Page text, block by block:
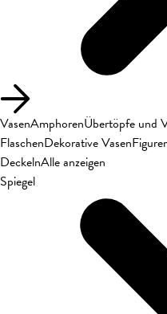
VasenAmphorenÜbertöpfe und
FlaschenDekorative Vasen
DeckelnAlle anzeigen
Spiegel